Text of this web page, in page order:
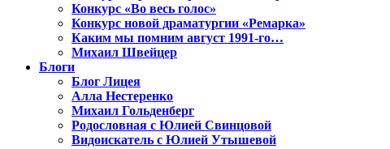
Конкурс «Во весь голос»
Конкурс новой драматургии «Ремарка»
Каким мы помним август 1991-го…
Михаил Швейцер
Блоги
Блог Лицея
Алла Нестеренко
Михаил Гольденберг
Родословная с Юлией Свинцовой
Видоискатель с Юлией Утышевой